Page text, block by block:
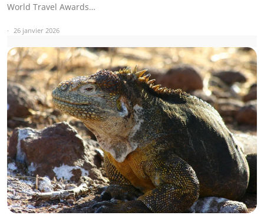
World Travel Awards…
26 janvier 2026